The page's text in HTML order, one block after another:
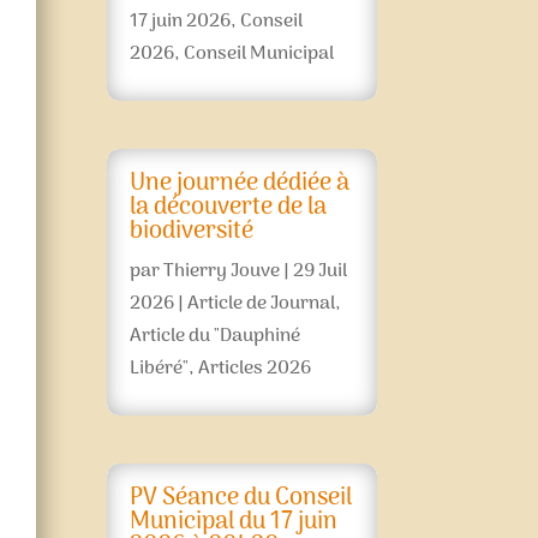
17 juin 2026, Conseil
2026, Conseil Municipal
Une journée dédiée à
la découverte de la
biodiversité
parThierry Jouve|29 Juil
2026|Article de Journal,
Article du "Dauphiné
Libéré",Articles 2026
PV Séance du Conseil
Municipal du 17 juin